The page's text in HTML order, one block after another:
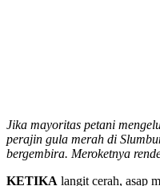
Jika mayoritas petani
perajin gula merah di
bergembira. Meroketnya
KETIKA langit cerah, asap